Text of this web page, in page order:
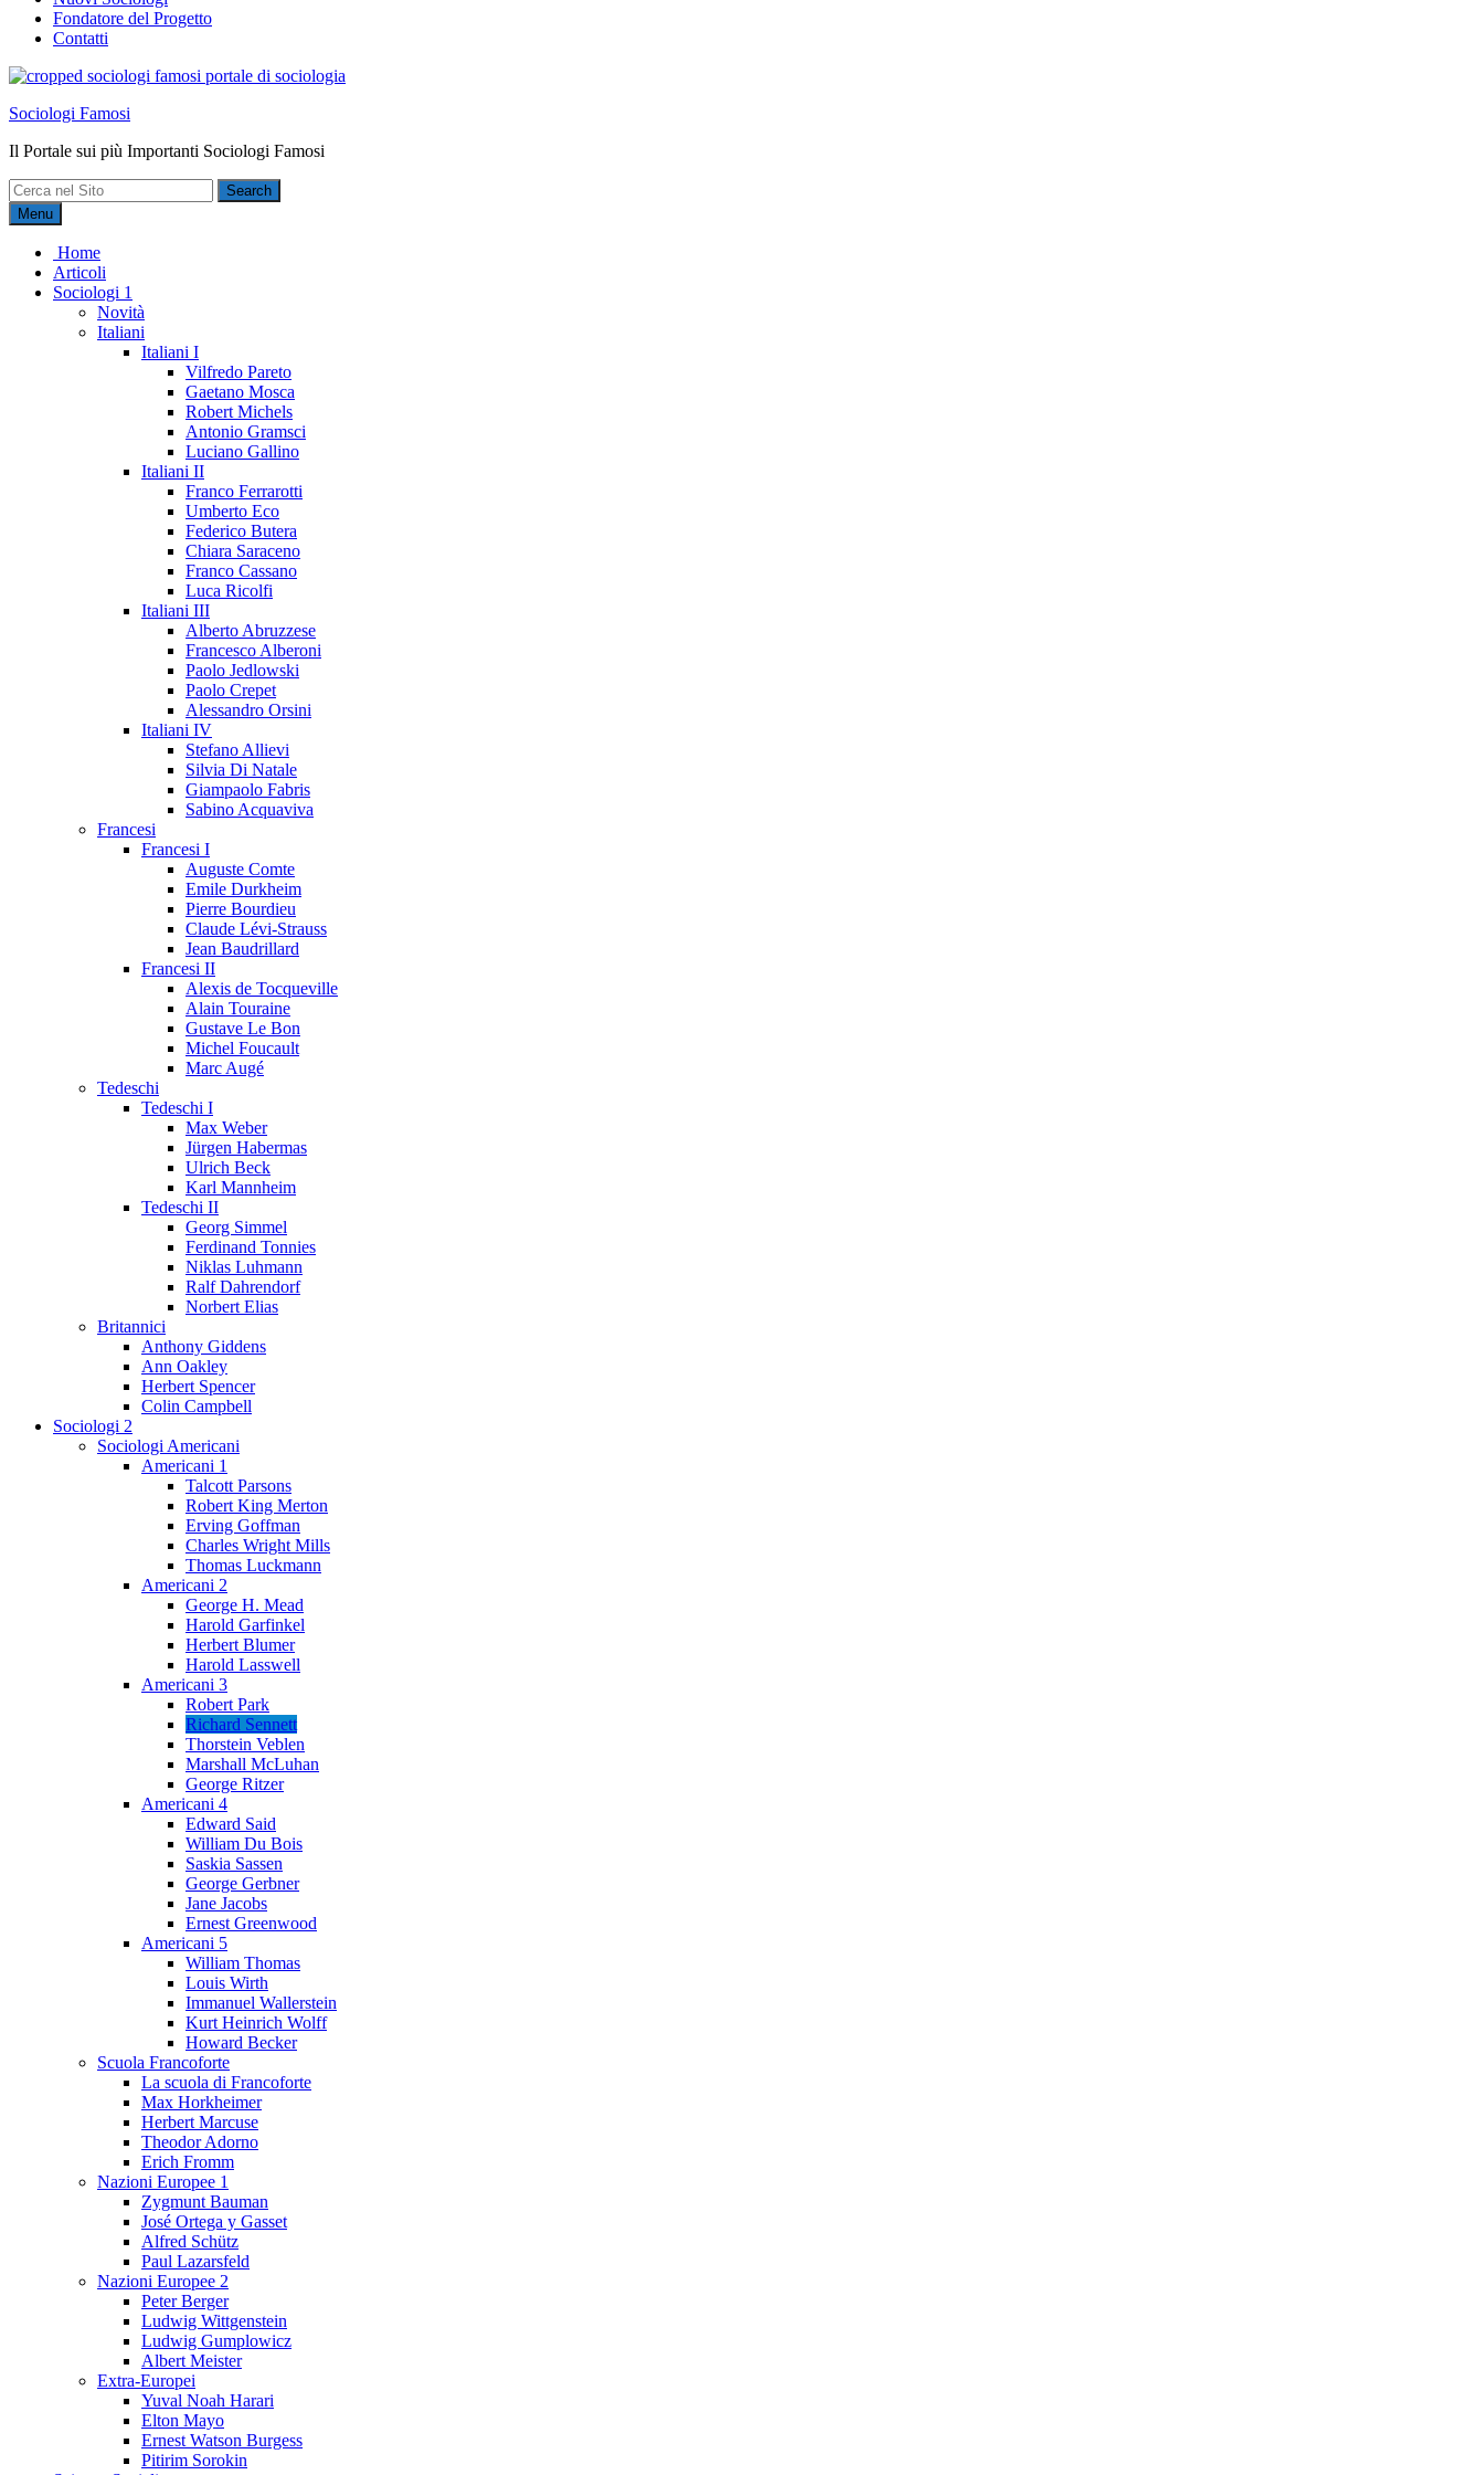
Fondatore del Progetto
Contatti
Sociologi Famosi
Il Portale sui più Importanti Sociologi Famosi
Search
for:Menu
Home
Articoli
Sociologi 1
Novità
Italiani
Italiani I
Vilfredo Pareto
Gaetano Mosca
Robert Michels
Antonio Gramsci
Luciano Gallino
Italiani II
Franco Ferrarotti
Umberto Eco
Federico Butera
Chiara Saraceno
Franco Cassano
Luca Ricolfi
Italiani III
Alberto Abruzzese
Francesco Alberoni
Paolo Jedlowski
Paolo Crepet
Alessandro Orsini
Italiani IV
Stefano Allievi
Silvia Di Natale
Giampaolo Fabris
Sabino Acquaviva
Francesi
Francesi I
Auguste Comte
Emile Durkheim
Pierre Bourdieu
Claude Lévi-Strauss
Jean Baudrillard
Francesi II
Alexis de Tocqueville
Alain Touraine
Gustave Le Bon
Michel Foucault
Marc Augé
Tedeschi
Tedeschi I
Max Weber
Jürgen Habermas
Ulrich Beck
Karl Mannheim
Tedeschi II
Georg Simmel
Ferdinand Tonnies
Niklas Luhmann
Ralf Dahrendorf
Norbert Elias
Britannici
Anthony Giddens
Ann Oakley
Herbert Spencer
Colin Campbell
Sociologi 2
Sociologi Americani
Americani 1
Talcott Parsons
Robert King Merton
Erving Goffman
Charles Wright Mills
Thomas Luckmann
Americani 2
George H. Mead
Harold Garfinkel
Herbert Blumer
Harold Lasswell
Americani 3
Robert Park
Richard Sennett
Thorstein Veblen
Marshall McLuhan
George Ritzer
Americani 4
Edward Said
William Du Bois
Saskia Sassen
George Gerbner
Jane Jacobs
Ernest Greenwood
Americani 5
William Thomas
Louis Wirth
Immanuel Wallerstein
Kurt Heinrich Wolff
Howard Becker
Scuola Francoforte
La scuola di Francoforte
Max Horkheimer
Herbert Marcuse
Theodor Adorno
Erich Fromm
Nazioni Europee 1
Zygmunt Bauman
José Ortega y Gasset
Alfred Schütz
Paul Lazarsfeld
Nazioni Europee 2
Peter Berger
Ludwig Wittgenstein
Ludwig Gumplowicz
Albert Meister
Extra-Europei
Yuval Noah Harari
Elton Mayo
Ernest Watson Burgess
Pitirim Sorokin